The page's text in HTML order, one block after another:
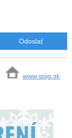
www.spig.sk